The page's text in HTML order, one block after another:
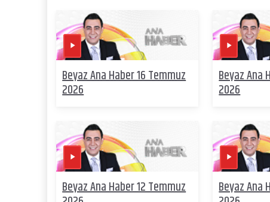
Beyaz Ana Haber 16 Temmuz
2026
Beyaz Ana
2026
Beyaz Ana Haber 12 Temmuz Beyaz Ana